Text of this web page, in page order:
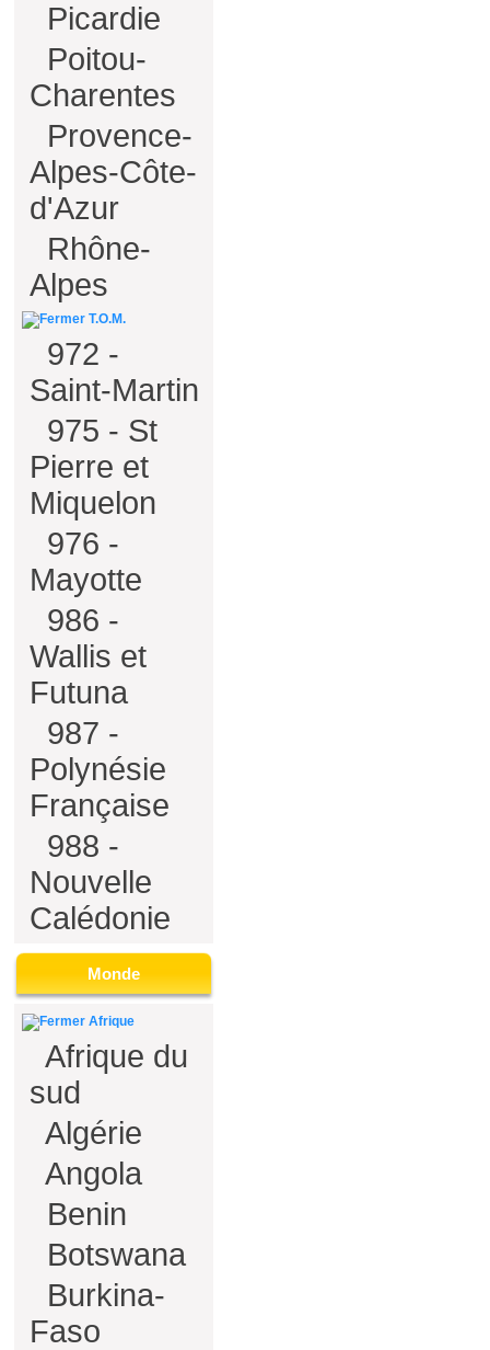
Picardie
Poitou-
Charentes
Provence-
Alpes-Côte-
d'Azur
Rhône-
Alpes
T.O.M.
972 -
Saint-Martin
975 - St
Pierre et
Miquelon
976 -
Mayotte
986 -
Wallis et
Futuna
987 -
Polynésie
Française
988 -
Nouvelle
Calédonie
Monde
Afrique
Afrique du
sud
Algérie
Angola
Benin
Botswana
Burkina-
Faso